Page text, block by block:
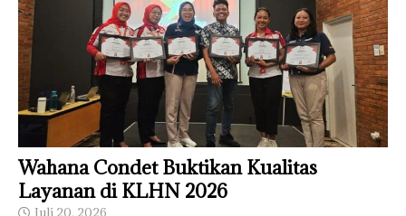
Wahana Condet Buktikan Kualitas
Layanan di KLHN 2026
Juli 20, 2026